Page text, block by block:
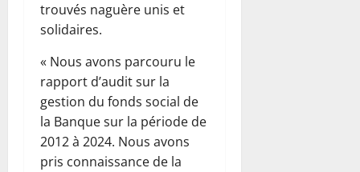
trouvés naguère unis et
solidaires.
« Nous avons parcouru le
rapport d’audit sur la
gestion du fonds social de
la Banque sur la période de
2012 à 2024. Nous avons
pris connaissance de la